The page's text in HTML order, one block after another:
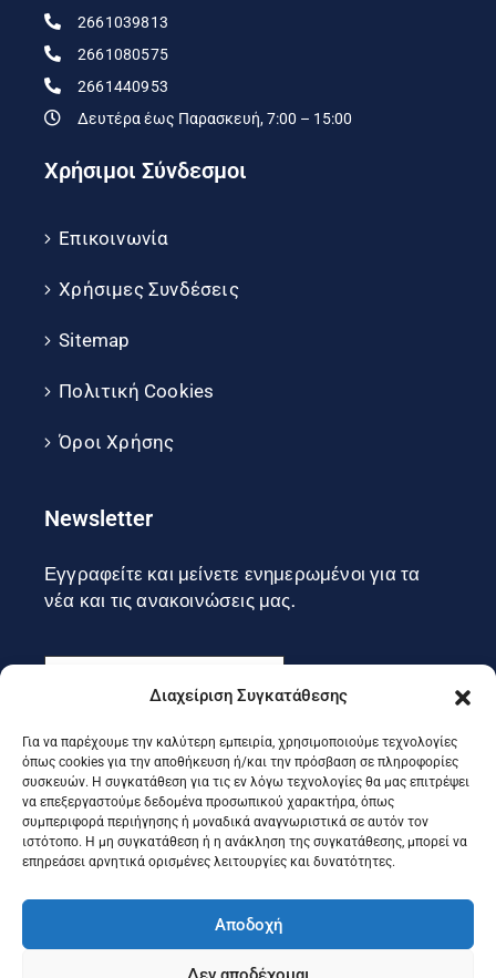
Διαχείριση Συγκατάθεσης
Για να παρέχουμε την καλύτερη εμπειρία, χρησιμοποιούμε τεχνολογίες
όπως cookies για την αποθήκευση ή/και την πρόσβαση σε πληροφορίες
συσκευών. Η συγκατάθεση για τις εν λόγω τεχνολογίες θα μας επιτρέψει
να επεξεργαστούμε δεδομένα προσωπικού χαρακτήρα, όπως
συμπεριφορά περιήγησης ή μοναδικά αναγνωριστικά σε αυτόν τον
ιστότοπο. Η μη συγκατάθεση ή η ανάκληση της συγκατάθεσης, μπορεί να
επηρεάσει αρνητικά ορισμένες λειτουργίες και δυνατότητες.
Αποδοχή
2661039813
2661080575
2661440953
Δευτέρα έως Παρασκευή, 7:00 – 15:00
Χρήσιμοι Σύνδεσμοι
Επικοινωνία
Χρήσιμες Συνδέσεις
Sitemap
Πολιτική Cookies
Όροι Χρήσης
Newsletter
Εγγραφείτε και μείνετε ενημερωμένοι για τα
νέα και τις ανακοινώσεις μας.
Εγγραφή
Ακολουθήστε μας στα social